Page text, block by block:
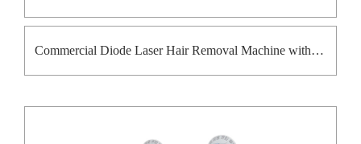
Commercial Diode Laser Hair Removal Machine with Ice Cooling System